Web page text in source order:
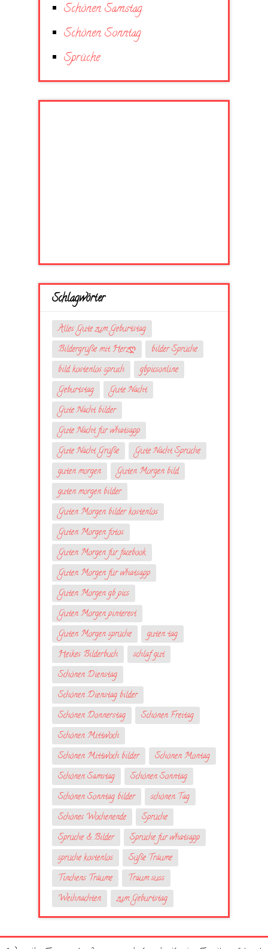
Schönen Samstag
Schönen Sonntag
Sprüche
Schlagwörter
Alles Gute zum Geburtstag
Bildergrüße mit Herzღ
bilder Sprüche
bild kostenlos spruch
gbpicsonline
Geburtstag
Gute Nacht
Gute Nacht bilder
Gute Nacht für whatsapp
Gute Nacht Grüße
Gute Nacht Sprüche
guten morgen
Guten Morgen bild
guten morgen bilder
Guten Morgen bilder kostenlos
Guten Morgen fotos
Guten Morgen für facebook
Guten Morgen für whatsapp
Guten Morgen gb pics
Guten Morgen pinterest
Guten Morgen sprüche
guten tag
Heikes Bilderbuch
schlaf gut
Schönen Dienstag
Schönen Dienstag bilder
Schönen Donnerstag
Schönen Freitag
Schönen Mittwoch
Schönen Mittwoch bilder
Schönen Montag
Schönen Samstag
Schönen Sonntag
Schönen Sonntag bilder
schönen Tag
Schönes Wochenende
Sprüche
Sprüche & Bilder
Sprüche fur whatsapp
sprüche kostenlos
Süße Träume
Tinchens Träume
Traum suss
Weihnachten
zum Geburtstag